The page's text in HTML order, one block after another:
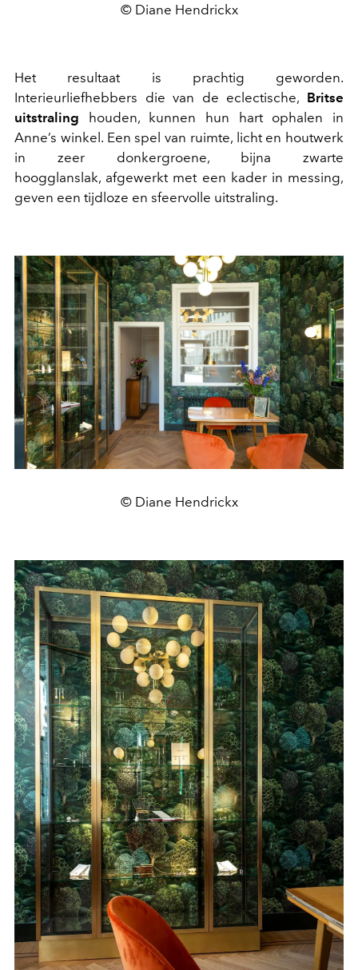
© Diane Hendrickx
Het resultaat is prachtig geworden.
Interieurliefhebbers die van de eclectische, Britse
uitstraling houden, kunnen hun hart ophalen in
Anne’s winkel. Een spel van ruimte, licht en houtwerk
in zeer donkergroene, bijna zwarte
hoogglanslak, afgewerkt met een kader in messing,
geven een tijdloze en sfeervolle uitstraling.
© Diane Hendrickx